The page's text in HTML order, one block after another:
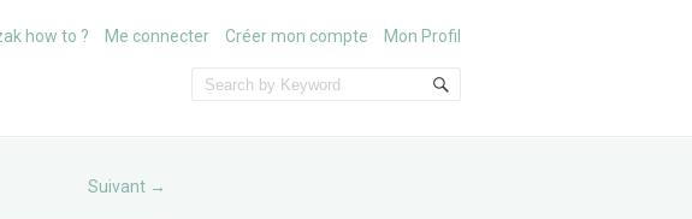
how to ? Me connecter Créer mon compte Mon Profil
Suivant →